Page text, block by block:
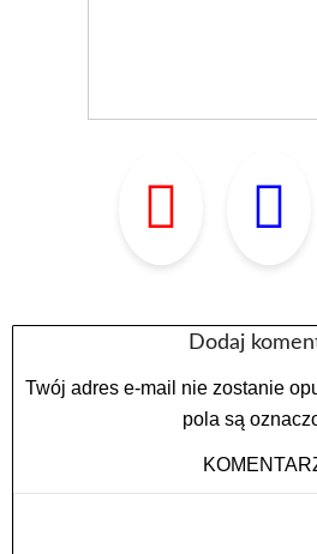
Dodaj
Twój adres e-mail nie zostanie
pola są